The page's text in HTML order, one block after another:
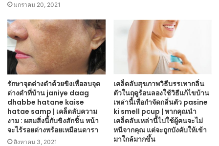
มกราคม 20, 2021
รักษาจุดด่างดำด้วยขิงเพื่อลบจุด
ด่างดำที่บ้าน janiye daag
dhabbe hatane kaise
hatae samp | เคล็ดลับความ
งาม : ผสมสิ่งนี้กับขิงสักชิ้น หน้า
จะไร้รอยด่างพร้อยเหมือนดารา
สิงหาคม 3, 2021
เคล็ดลับสุขภาพวิธีบรรเทากลิ่น
ตัวในฤดูร้อนลองใช้วิธีแก้ไขบ้าน
เหล่านี้เพื่อกำจัดกลิ่นตัว pasine
ki smell pcup | หากคุณนำ
เคล็ดลับเหล่านี้ไปใช้ผู้คนจะไม่
หนีจากคุณ แต่จะถูกบังคับให้เข้า
มาใกล้มากขึ้น